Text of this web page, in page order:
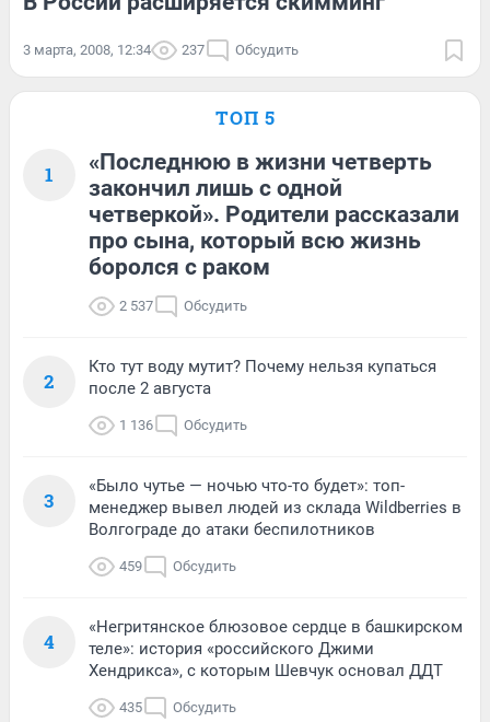
3 марта, 2008, 12:34 237 Обсудить
ТОП 5
1
«Последнюю в жизни четверть
закончил лишь с одной
четверкой». Родители рассказали
про сына, который всю жизнь
боролся с раком
2 537 Обсудить
2
Кто тут воду мутит? Почему нельзя купаться
после 2 августа
1 136 Обсудить
3
«Было чутье — ночью что-то будет»: топ-
менеджер вывел людей из склада Wildberries в
Волгограде до атаки беспилотников
459 Обсудить
4
«Негритянское блюзовое сердце в башкирском
теле»: история «российского Джими
Хендрикса», с которым Шевчук основал ДДТ
435 Обсудить